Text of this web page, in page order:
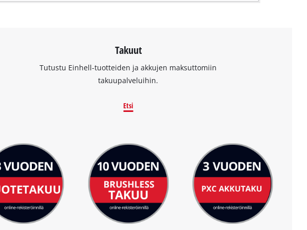
Takuut
Tutustu Einhell-tuotteiden ja akkujen maksuttomiin
takuupalveluihin.
Etsi